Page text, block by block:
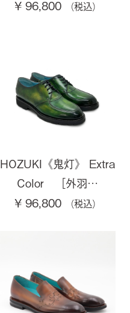
¥ 96,800
HOZUKI《鬼灯》 Extra
Color ［外羽…
¥ 96,800